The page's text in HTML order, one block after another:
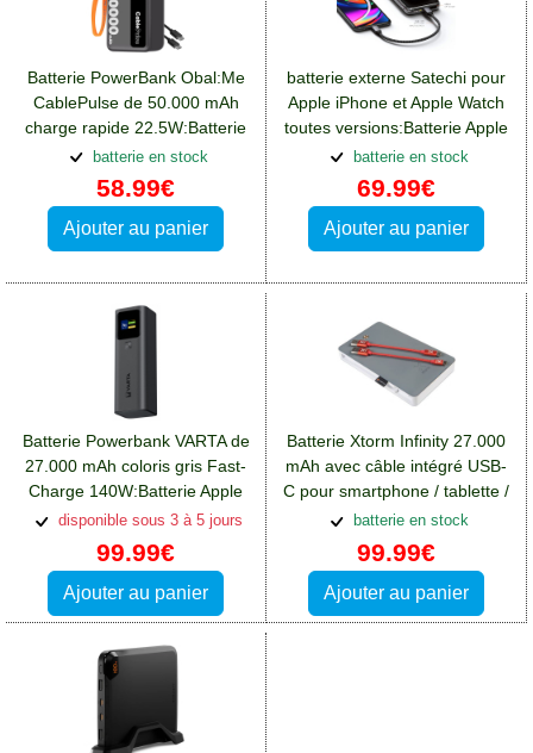
Batterie PowerBank Obal:Me
CablePulse de 50.000 mAh
charge rapide 22.5W:Batterie
Apple iPhone 13 Pro Max
batterie en stock
58.99€
Ajouter au panier
batterie externe Satechi pour
Apple iPhone et Apple Watch
toutes versions:Batterie Apple
iPhone 13 Pro Max
batterie en stock
69.99€
Ajouter au panier
Batterie Powerbank VARTA de
27.000 mAh coloris gris Fast-
Charge 140W:Batterie Apple
iPhone 13 Pro Max
disponible sous 3 à 5 jours
99.99€
Ajouter au panier
Batterie Xtorm Infinity 27.000
mAh avec câble intégré USB-
C pour smartphone / tablette /
ordinateur
batterie en stock
99.99€
Ajouter au panier